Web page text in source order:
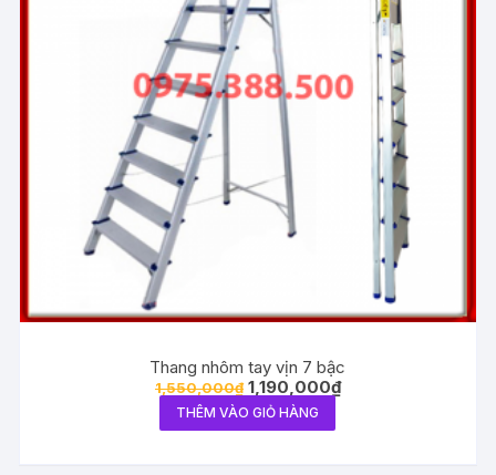
Thang nhôm tay vịn 7 bậc
1,550,000₫ 1,190,000₫
THÊM VÀO GIỎ HÀNG